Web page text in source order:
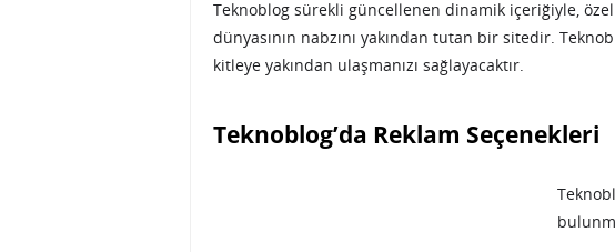
Teknoblog sürekli güncellenen dinamik içeriğiyle,
dünyasının nabzını yakından tutan bir sitedir.
kitleye yakından ulaşmanızı sağlayacaktır.
Teknoblog’da Reklam Seçenekleri